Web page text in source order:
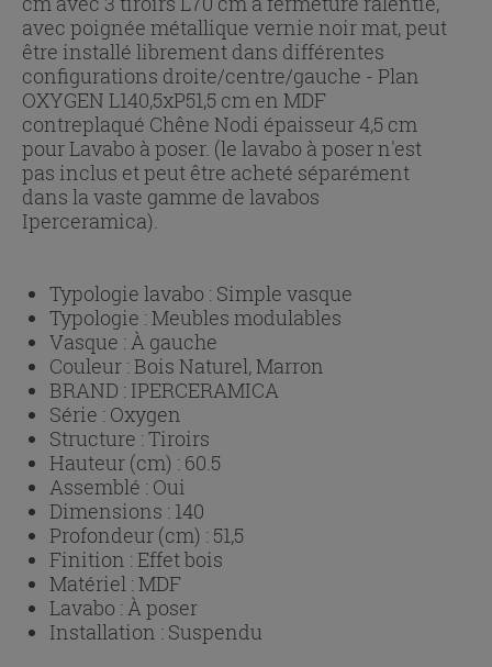
avec poignée métallique vernie noir mat, peut
être installé librement dans différentes
configurations droite/centre/gauche - Plan
OXYGEN L140,5xP51,5 cm en MDF
contreplaqué Chêne Nodi épaisseur 4,5 cm
pour Lavabo à poser. (le lavabo à poser n'est
pas inclus et peut être acheté séparément
dans la vaste gamme de lavabos
Iperceramica).
Typologie lavabo : Simple vasque
Typologie :Meubles modulables
Vasque : À gauche
Couleur :Bois Naturel, Marron
BRAND : IPERCERAMICA
Série : Oxygen
Structure :Tiroirs
Hauteur (cm) : 60.5
Assemblé : Oui
Dimensions : 140
Profondeur (cm) : 51,5
Finition :Effet bois
Matériel :MDF
Lavabo : À poser
Installation : Suspendu